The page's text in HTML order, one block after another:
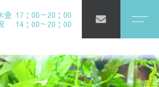
金 17：00～20：00
14：00～20：00